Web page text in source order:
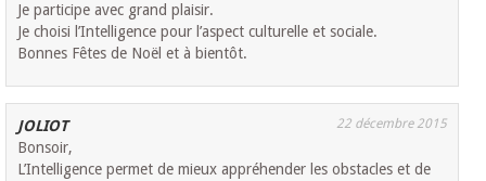
Je participe avec grand plaisir.
Je choisi l’Intelligence pour l’aspect culturelle et sociale.
Bonnes Fêtes de Noël et à bientôt.
JOLIOT 22 décembre 2015
Bonsoir,
L’Intelligence permet de mieux appréhender les obstacles et de